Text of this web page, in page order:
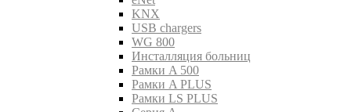
KNX
USB chargers
WG 800
Инсталляция больниц
Рамки A 500
Рамки A PLUS
Рамки LS PLUS